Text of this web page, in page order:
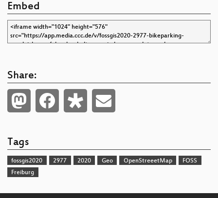
Embed
Share:
Tags
fossgis2020 2977 2020 Geo OpenStreeetMap
FOSS
Freiburg